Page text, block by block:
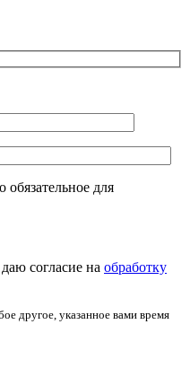
для
согласие на обработку
другое, указанное вами время